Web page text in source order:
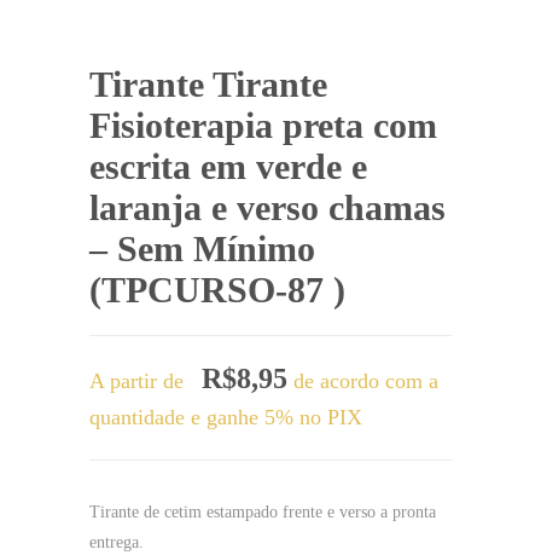
Tirante Tirante
Fisioterapia preta com
escrita em verde e
laranja e verso chamas
– Sem Mínimo
(TPCURSO-87 )
A partir de R$8,95 de acordo com a
quantidade e ganhe 5% no PIX
Tirante de cetim estampado frente e verso a pronta
entrega.